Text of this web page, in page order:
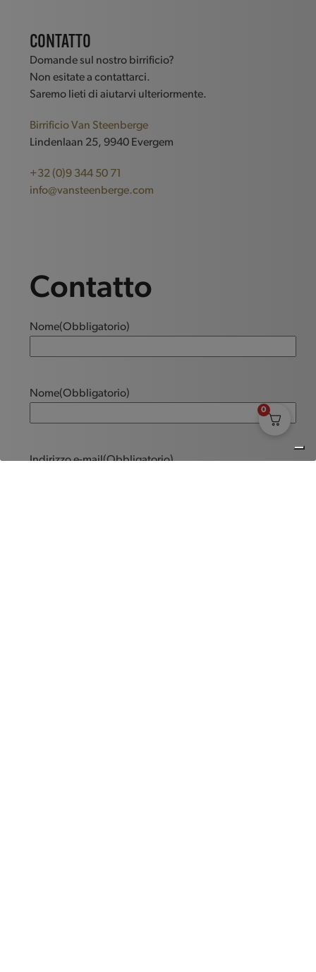
CONTATTO
Domande sul nostro birrificio?
Non esitate a contattarci.
Saremo lieti di aiutarvi ulteriormente.
Birrificio Van Steenberge
Lindenlaan 25, 9940 Evergem
+32 (0)9 344 50 71
info@vansteenberge.com
Contatto
Nome(Obbligatorio)
Nome(Obbligatorio)
Indirizzo e-mail(Obbligatorio)
0